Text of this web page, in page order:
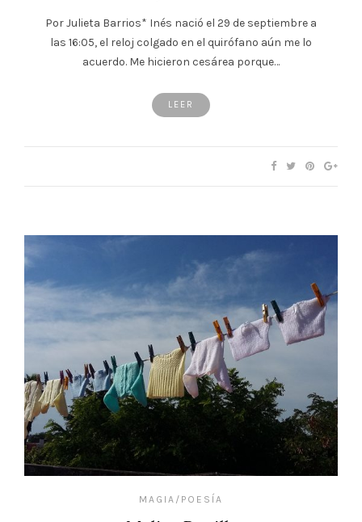
Por Julieta Barrios* Inés nació el 29 de septiembre a
las 16:05, el reloj colgado en el quirófano aún me lo
acuerdo. Me hicieron cesárea porque…
LEER
MAGIA/POESÍA